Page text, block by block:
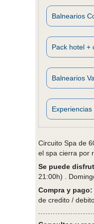
Balnearios
Pack hotel +
Balnearios
Experiencias
Circuito Spa de
el spa cierra por
Se puede
21:00h) .
Compra y pago:
de credito /